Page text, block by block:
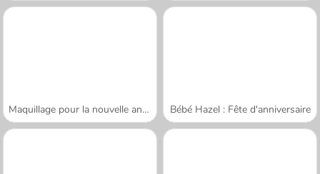
Maquillage pour la nouvelle année Bébé Hazel : Fête d'anniversaire